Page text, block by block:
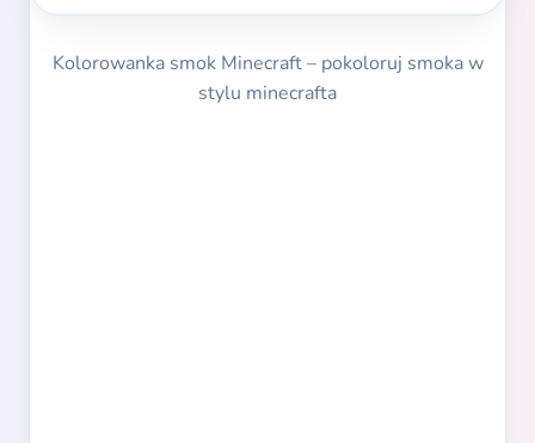
Kolorowanka smok Minecraft – pokoloruj smoka w
stylu minecrafta